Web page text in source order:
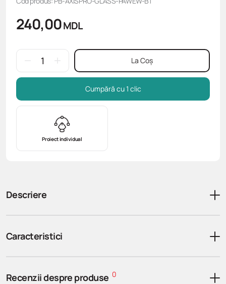
Proiect individual
240,00MDL
La Coș
Cumpără cu 1 clic
Descriere
Caracteristici
Recenzii despre produse 0